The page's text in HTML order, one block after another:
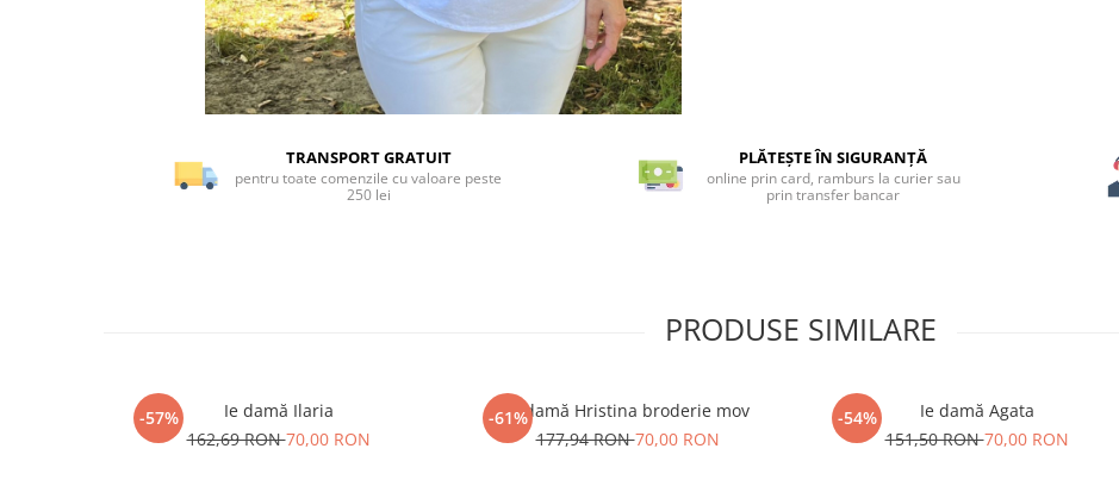
TRANSPORT GRATUIT
pentru toate comenzile cu valoare peste
250 lei
PLĂTEȘTE ÎN SIGURANȚĂ
online prin card, ramburs la curier sau
prin transfer bancar
PRODUSE SIMILARE
-57%
Ie damă Ilaria
162,69 RON70,00 RON
-61%
Ie damă Hristina broderie mov
177,94 RON70,00 RON
-54%
Ie damă Agata
151,50 RON70,00 RON